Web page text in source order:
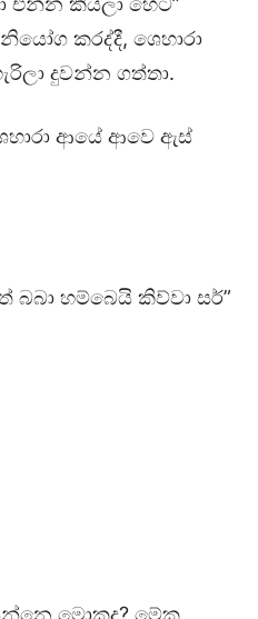
කරද්දී, ශෙහාරා
දුවන්න ගත්තා.
ආයේ ආවෙ ඇස්
බබා හම්බෙයි කිව්වා සර්”
මොකද? මේක